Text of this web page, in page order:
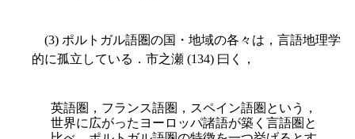
(3) ポルトガル語圏の国・地域の各々は，言語地理学
的に孤立している．市之瀬 (134) 曰く，
英語圏，フランス語圏，スペイン語圏という，
世界に広がったヨーロッパ諸語が築く言語圏と